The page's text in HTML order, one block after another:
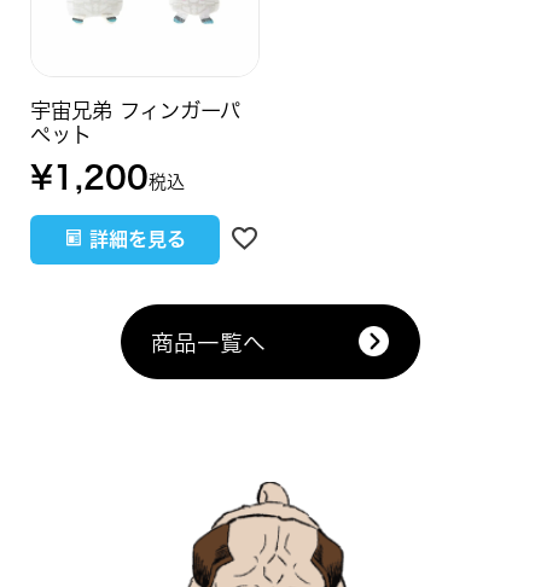
宇宙兄弟 フィンガーパ
ペット
¥1,200税込
詳細を見る
商品一覧へ